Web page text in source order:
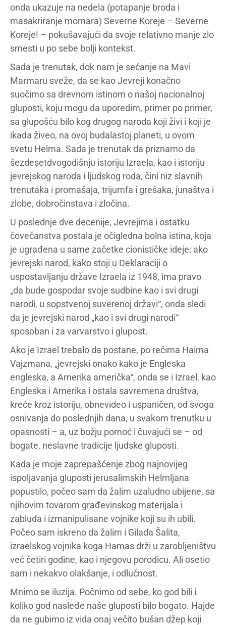
onda ukazuje na nedela (potapanje broda i
masakriranje mornara) Severne Koreje – Severne
Koreje! – pokušavajući da svoje relativno manje zlo
smesti u po sebe bolji kontekst.
Sada je trenutak, dok nam je sećanje na Mavi
Marmaru sveže, da se kao Jevreji konačno
suočimo sa drevnom istinom o našoj nacionalnoj
gluposti, koju mogu da uporedim, primer po primer,
sa glupošću bilo kog drugog naroda koji živi i koji je
ikada živeo, na ovoj budalastoj planeti, u ovom
svetu Helma. Sada je trenutak da priznamo da
šezdesetdvogodišnju istoriju Izraela, kao i istoriju
jevrejskog naroda i ljudskog roda, čini niz slavnih
trenutaka i promašaja, trijumfa i grešaka, junaštva i
zlobe, dobročinstava i zločina.
U poslednje dve decenije, Jevrejima i ostatku
čovečanstva postala je očigledna bolna istina, koja
je ugrađena u same začetke cionističke ideje: ako
jevrejski narod, kako stoji u Deklaraciji o
uspostavljanju države Izraela iz 1948, ima pravo
„da bude gospodar svoje sudbine kao i svi drugi
narodi, u sopstvenoj suverenoj državi“, onda sledi
da je jevrejski narod „kao i svi drugi narodi“
sposoban i za varvarstvo i glupost.
Ako je Izrael trebalo da postane, po rečima Haima
Vajzmana, „jevrejski onako kako je Engleska
engleska, a Amerika američka“, onda se i Izrael, kao
Engleska i Amerika i ostala savremena društva,
kreće kroz istoriju, obnevideo i uspaničen, od svoga
osnivanja do poslednjih dana, u svakom trenutku u
opasnosti – a, uz božju pomoć i čuvajući se – od
bogate, neslavne tradicije ljudske gluposti.
Kada je moje zaprepašćenje zbog najnovijeg
ispoljavanja gluposti jerusalimskih Helmljana
popustilo, počeo sam da žalim uzaludno ubijene, sa
njihovim tovarom građevinskog materijala i
zabluda i izmanipulisane vojnike koji su ih ubili.
Počeo sam iskreno da žalim i Gilada Šalita,
izraelskog vojnika koga Hamas drži u zarobljeništvu
već četiri godine, kao i njegovu porodicu. Ali osetio
sam i nekakvo olakšanje, i odlučnost.
Mnimo se iluzija. Počnimo od sebe, ko god bili i
koliko god nasleđe naše gluposti bilo bogato. Hajde
da ne gubimo iz vida onaj večito bušan džep koji